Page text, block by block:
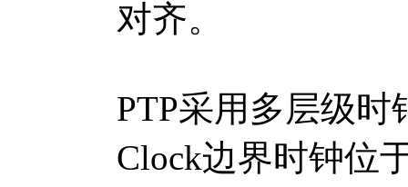
对齐。
PTP采用多层级时
Clock边界时钟位